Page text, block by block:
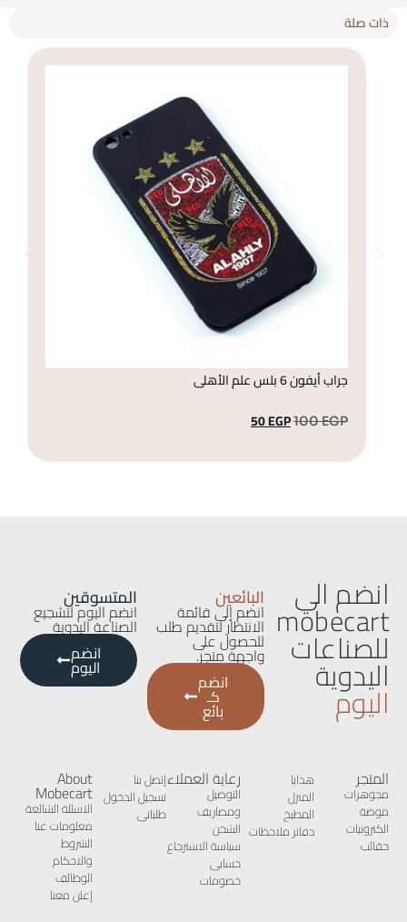
ذات صلة
جراب أيفون 6 بلس علم الأهلى
100EGP
50EGP
انضم الي
mobecart
للصناعات
اليدوية
اليوم
البائعين
انضم إلى قائمة
الانتظار لتقديم طلب
للحصول على
واجهة متجر.
انضم
كـ
بائع
المتسوقين
انضم اليوم لتشجيع
الصناعة اليدوية
انضم
اليوم
المتجر
مجوهرات
موضة
الكترونيات
حقائب
هدايا
المنزل
المطبخ
دفاتر ملاحظات
رعاية العملاء
التوصيل
ومصاريف
الشحن
سياسة الاسترجاع
حسابى
خصومات
إتصل بنا
تسجيل الدخول
طلباتى
About
Mobecart
الاسئلة الشائعة
معلومات عنا
الشروط
والاحكام
الوظائف
إعلن معنا